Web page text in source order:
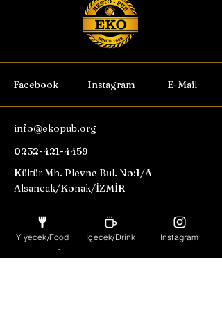
Facebook Instagram E-Mail
info@ekopub.org
0232-421-4459
Kültür Mh. Plevne Bul. No:1/A
Alsancak/Konak/İZMİR
Özel etkinliklerden haberdar
olmak için abone olun.
Yiyecek/Food İçecek/Drink Instagram